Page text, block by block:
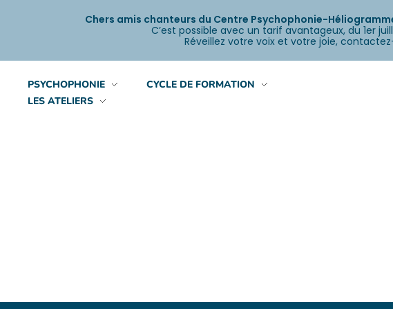
PSYCHOPHONIE
CYCLE DE FORMATION
LES ATELIERS
Chers amis chanteurs du Centre Psychophonie-
C’est possible avec un tarif avantageux, du 1er
Réveillez votre voix et votre joie,